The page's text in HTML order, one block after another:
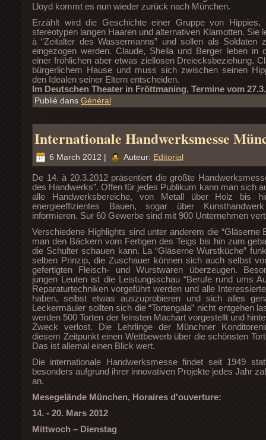
Lloyd kommt es nun wieder zurück nach München.
Erzählt wird die Geschichte einer Gruppe von Hippies,
stereotypen langen Haaren und alternativen Klamotten. Sie
à “Zeitalter des Wassermanns” und sollen als Soldaten
eingezogen werden. Claude, Sheila und Berger leben in
einer fröhlichen aber etwas ziellosen Dreiecksbeziehung.
bürgerlichem Hause und muss sich zwischen seinen
den Idealen seiner Eltern entscheiden.
Im Deutschen Theater in Fröttmaning, Termine vom
Publié dans Général
Internationale Handwerksmesse
6 March 2012 | Auteur: Editorial
De 14. à 20.3.2012 präsentiert die größte
des Handwerks”. Offen für jedes Publikum kann man sich
alle Handwerksbereiche, von Metall über Holz bis
energieeffizientes Bauen, sogar über
informieren. Sur 60 Gewerbe sind mit 900 Unternehmen
Verschiedene Highlights sind unter anderem die “Gläserne
man den Bäckern vom Fertigen des Teigs bis hin zum
die Schulter schauen kann. La “Gläserne Wurstküche”
selben Prinzip, die Zuschauer können sich auch selbst
gefertigten Fleisch- und Wurstwaren überzeugen.
jungen Leuten ist die Leistungsschau “Berufe rund ums
Reparaturtechniken vorgeführt werden und alle
haben, selbst etwas auszuprobieren und sich alles
Leckermäuler sollten sich die “Tortengala” nicht entgehen
werden 500 Torten der feinsten Machart vorgestellt und
Zweck verlost. Die Lehrlinge der Münchner
diesem Zeitpunkt einen Wettbewerb über die schönsten
Das ist allemal einen Blick wert.
Die internationale Handwerksmesse findet seit 1949
besonders aufgrund ihrer innovativen Projekte jedes Jahr
an.
Mesegelände München, Horaires d'ouverture:
14. - 20. Mars 2012
Mittwoch – Dienstag